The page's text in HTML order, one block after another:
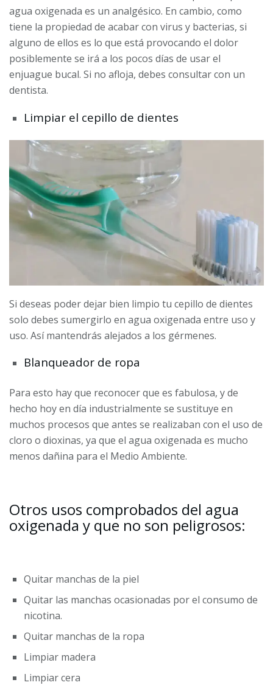
agua oxigenada es un analgésico. En cambio, como
tiene la propiedad de acabar con virus y bacterias, si
alguno de ellos es lo que está provocando el dolor
posiblemente se irá a los pocos días de usar el
enjuague bucal. Si no afloja, debes consultar con un
dentista.
Limpiar el cepillo de dientes
Si deseas poder dejar bien limpio tu cepillo de dientes
solo debes sumergirlo en agua oxigenada entre uso y
uso. Así mantendrás alejados a los gérmenes.
Blanqueador de ropa
Para esto hay que reconocer que es fabulosa, y de
hecho hoy en día industrialmente se sustituye en
muchos procesos que antes se realizaban con el uso de
cloro o dioxinas, ya que el agua oxigenada es mucho
menos dañina para el Medio Ambiente.
Otros usos comprobados del agua
oxigenada y que no son peligrosos:
Quitar manchas de la piel
Quitar las manchas ocasionadas por el consumo de
nicotina.
Quitar manchas de la ropa
Limpiar madera
Limpiar cera